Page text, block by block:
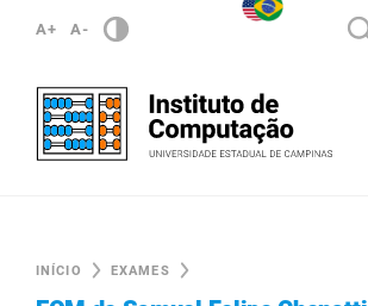
A+ A-
INÍCIO EXAMES